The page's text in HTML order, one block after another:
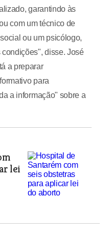
garantindo às
com um técnico de
ou um psicólogo,
disse. José
a preparar
para
a informação" sobre a
lei